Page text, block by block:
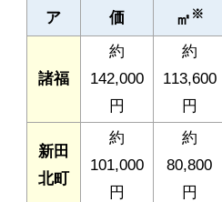
ア
価
㎡ ※
諸福
約
142,000
円
約
113,600
円
新田
北町
約
101,000
円
約
80,800
円